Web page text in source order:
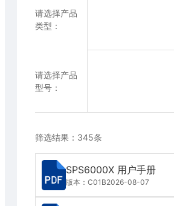
请选择产品
类型：
请选择产品
型号：
筛选结果：345条
SPS6000X 用户手册
版本：C01B2026-08-07